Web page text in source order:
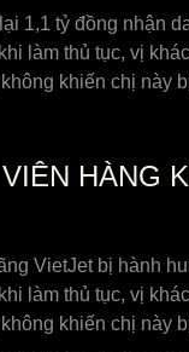
1,1 tỷ đồng nhận
làm thủ tục, vị
khiến chị này
HÀNG
VietJet bị hành
làm thủ tục, vị
khiến chị này